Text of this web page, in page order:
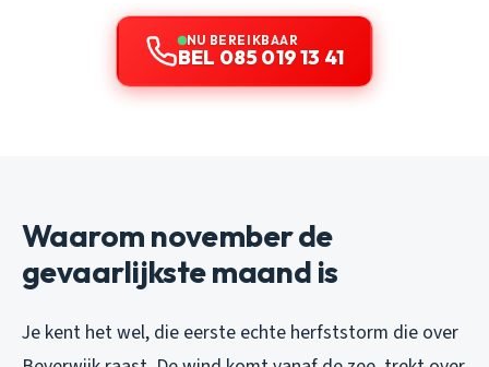
NU BEREIKBAAR
BEL 085 019 13 41
Waarom november de
gevaarlijkste maand is
Je kent het wel, die eerste echte herfststorm die over